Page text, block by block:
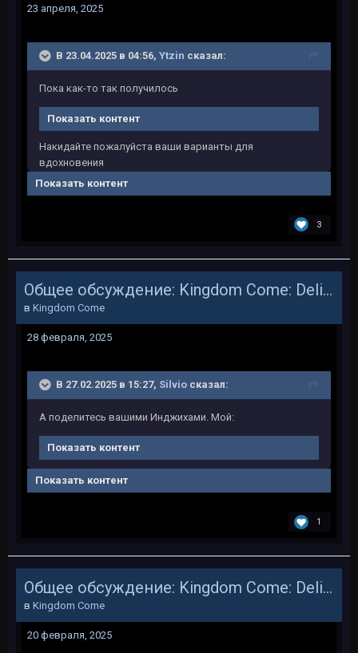
23 апреля, 2025
В 23.04.2025 в 04:56, Ytzin сказал:
Пока как-то так получилось
Показать контент
Накидайте пожалуйста ваши варианты для
вдохновения
Показать контент
3
Общее обсуждение: Kingdom Come: Deliverance
в Kingdom Come
28 февраля, 2025
В 27.02.2025 в 15:27, Silvio сказал:
А поделитесь вашими Инджихами. Мой:
Показать контент
Показать контент
1
Общее обсуждение: Kingdom Come: Deliverance
в Kingdom Come
20 февраля, 2025